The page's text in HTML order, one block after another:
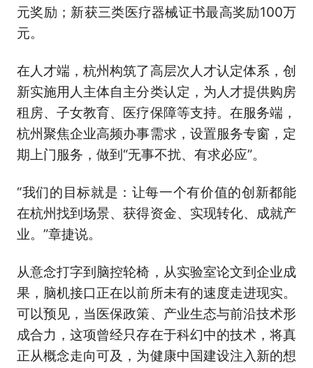
元奖励；新获三类医疗器械证书最高奖励100万
元。
在人才端，杭州构筑了高层次人才认定体系，创
新实施用人主体自主分类认定，为人才提供购房
租房、子女教育、医疗保障等支持。在服务端，
杭州聚焦企业高频办事需求，设置服务专窗，定
期上门服务，做到“无事不扰、有求必应”。
“我们的目标就是：让每一个有价值的创新都能
在杭州找到场景、获得资金、实现转化、成就产
业。”章捷说。
从意念打字到脑控轮椅，从实验室论文到企业成
果，脑机接口正在以前所未有的速度走进现实。
可以预见，当医保政策、产业生态与前沿技术形
成合力，这项曾经只存在于科幻中的技术，将真
正从概念走向可及，为健康中国建设注入新的想